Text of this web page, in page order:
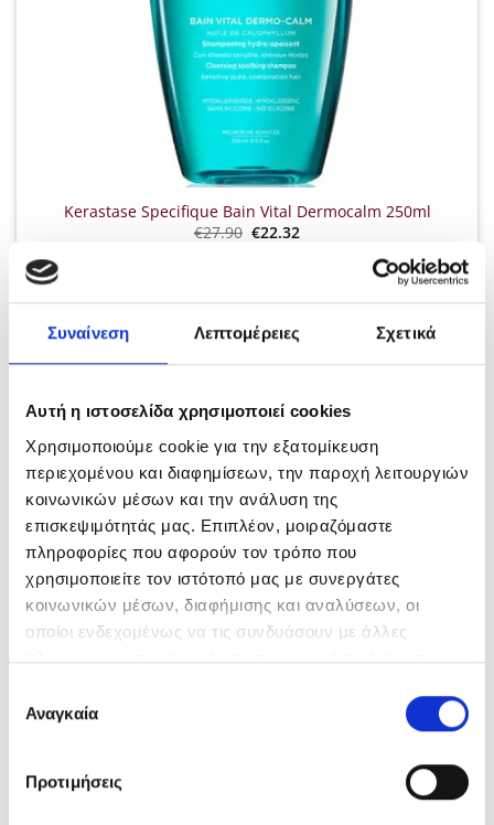
Συναίνεση Λεπτομέρειες Σχετικά
Αυτή η ιστοσελίδα χρησιμοποιεί cookies
Χρησιμοποιούμε cookie για την εξατομίκευση
περιεχομένου και διαφημίσεων, την παροχή λειτουργιών
κοινωνικών μέσων και την ανάλυση της
επισκεψιμότητάς μας. Επιπλέον, μοιραζόμαστε
πληροφορίες που αφορούν τον τρόπο που
χρησιμοποιείτε τον ιστότοπό μας με συνεργάτες
κοινωνικών μέσων, διαφήμισης και αναλύσεων, οι
οποίοι ενδεχομένως να τις συνδυάσουν με άλλες
πληροφορίες που τους έχετε παραχωρήσει ή τις οποίες
των υπηρεσιών τους.
συγκατάθεσης
Αναγκαία
Προτιμήσεις
Kerastase Specifique Bain Vital Dermocalm 250ml
€27.90 Original
price
€22.32
τρέχουσα
Kerastase Specifique Bain Vital Dermocalm
Ένα υποαλλεργικό σαμπουάν
καταπολέμησης της ξηροδερμίας για
κανονικά μαλλιά έως μεικτά μαλλιά. Το
σαμπουάν τηςKerastase καθαρίζει σε
βάθος και ενυδατώνει το τριχωτό της
κεφαλής, ανακουφίζοντάς το από τους
ερεθισμούς και τις φλεγμονές. Βάζει τέλος
στον κνησμό και την ενόχληση ενώ
απομακρύνει τους ρύπους από το